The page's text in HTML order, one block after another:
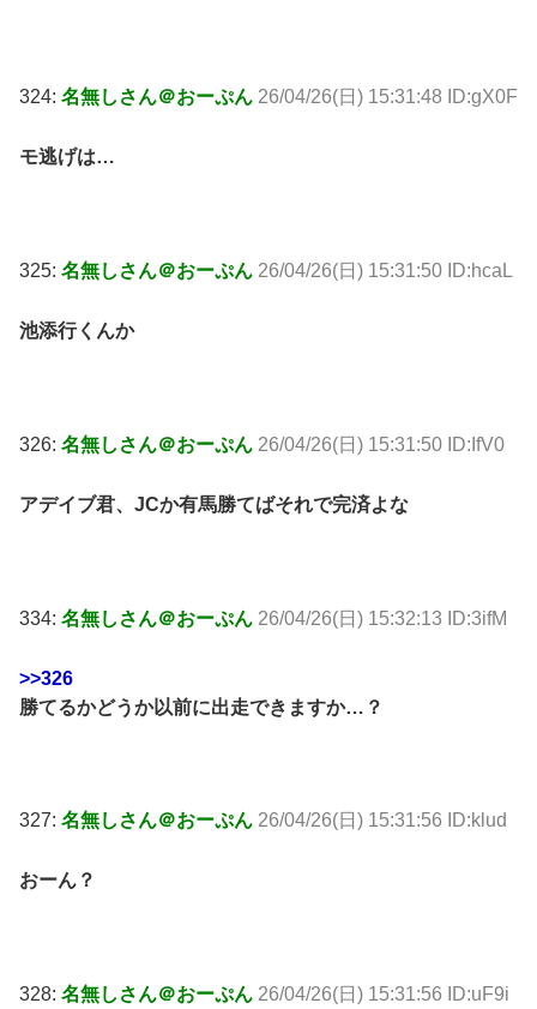
324: 名無しさん＠おーぷん 26/04/26(日) 15:31:48 ID:gX0F
モ逃げは…
325: 名無しさん＠おーぷん 26/04/26(日) 15:31:50 ID:hcaL
池添行くんか
326: 名無しさん＠おーぷん 26/04/26(日) 15:31:50 ID:IfV0
アデイブ君、JCか有馬勝てばそれで完済よな
334: 名無しさん＠おーぷん 26/04/26(日) 15:32:13 ID:3ifM
>>326
勝てるかどうか以前に出走できますか…？
327: 名無しさん＠おーぷん 26/04/26(日) 15:31:56 ID:klud
おーん？
328: 名無しさん＠おーぷん 26/04/26(日) 15:31:56 ID:uF9i